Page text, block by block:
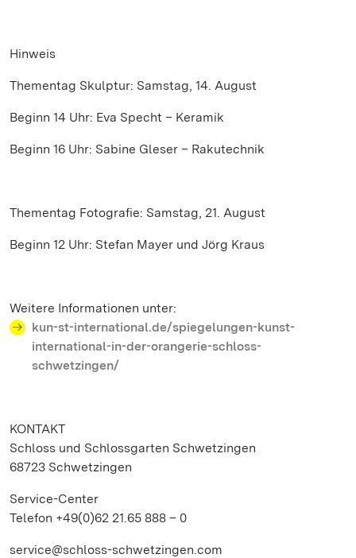
Hinweis
Thementag Skulptur: Samstag, 14. August
Beginn 14 Uhr: Eva Specht – Keramik
Beginn 16 Uhr: Sabine Gleser – Rakutechnik
Thementag Fotografie: Samstag, 21. August
Beginn 12 Uhr: Stefan Mayer und Jörg Kraus
Weitere Informationen unter:
kun-st-international.de/spiegelungen-kunst-
international-in-der-orangerie-schloss-
schwetzingen/
KONTAKT
Schloss und Schlossgarten Schwetzingen
68723 Schwetzingen
Service-Center
Telefon +49(0)62 21.65 888 – 0
service@schloss-schwetzingen.com